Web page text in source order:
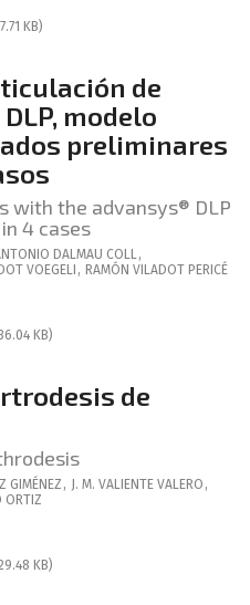
KB)
de
modelo
preliminares
with the advansys® DLP
4 cases
DALMAU COLL,
VOEGELI , RAMÓN VILADOT PERICÉ
KB)
de
GIMÉNEZ , J. M. VALIENTE VALERO ,
ORTIZ
KB)